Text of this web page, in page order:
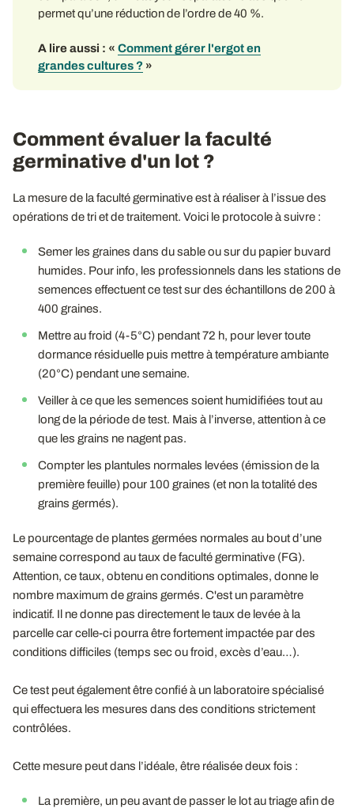
permet qu’une réduction de l’ordre de 40 %.
A lire aussi : « Comment gérer l'ergot en
grandes cultures ? »
Comment évaluer la faculté
germinative d'un lot ?
La mesure de la faculté germinative est à réaliser à l’issue des
opérations de tri et de traitement. Voici le protocole à suivre :
Semer les graines dans du sable ou sur du papier buvard
humides. Pour info, les professionnels dans les stations de
semences effectuent ce test sur des échantillons de 200 à
400 graines.
Mettre au froid (4-5°C) pendant 72 h, pour lever toute
dormance résiduelle puis mettre à température ambiante
(20°C) pendant une semaine.
Veiller à ce que les semences soient humidifiées tout au
long de la période de test. Mais à l’inverse, attention à ce
que les grains ne nagent pas.
Compter les plantules normales levées (émission de la
première feuille) pour 100 graines (et non la totalité des
grains germés).
Le pourcentage de plantes germées normales au bout d’une
semaine correspond au taux de faculté germinative (FG).
Attention, ce taux, obtenu en conditions optimales, donne le
nombre maximum de grains germés. C'est un paramètre
indicatif. Il ne donne pas directement le taux de levée à la
parcelle car celle-ci pourra être fortement impactée par des
conditions difficiles (temps sec ou froid, excès d’eau…).
Ce test peut également être confié à un laboratoire spécialisé
qui effectuera les mesures dans des conditions strictement
contrôlées.
Cette mesure peut dans l’idéale, être réalisée deux fois :
La première, un peu avant de passer le lot au triage afin de